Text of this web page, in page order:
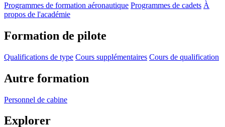
Programmes de formation aéronautique Programmes de cadets À
propos de l'académie
Formation de pilote
Qualifications de type Cours supplémentaires Cours de qualification
Autre formation
Personnel de cabine
Explorer